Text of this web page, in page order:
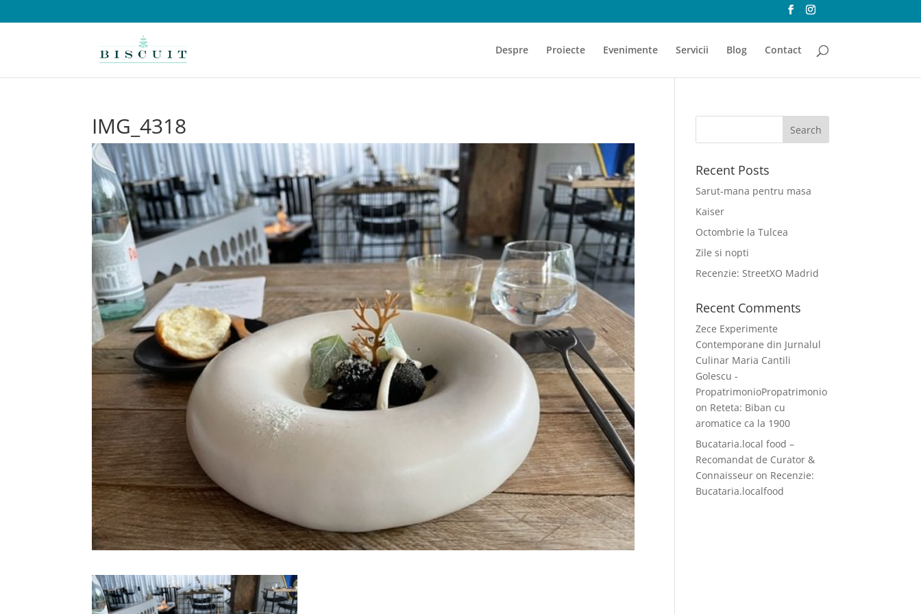
Despre Proiecte Evenimente Servicii Blog Contact
IMG_4318
Recent Posts
Sarut-mana pentru masa
Kaiser
Octombrie la Tulcea
Zile si nopti
Recenzie: StreetXO Madrid
Recent Comments
Zece Experimente
Contemporane din Jurnalul
Culinar Maria Cantili
Golescu -
PropatrimonioPropatrimonio
on Reteta: Biban cu
aromatice ca la 1900
Bucataria.local food –
Recomandat de Curator &
Connaisseur on Recenzie:
Bucataria.localfood